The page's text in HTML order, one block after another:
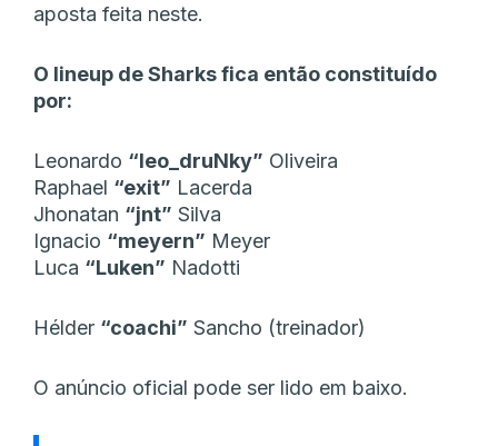
aposta feita neste.
O lineup de Sharks fica então constituído
por:
Leonardo “leo_druNky” Oliveira
Raphael “exit” Lacerda
Jhonatan “jnt” Silva
Ignacio “meyern” Meyer
Luca “Luken” Nadotti
Hélder “coachi” Sancho (treinador)
O anúncio oficial pode ser lido em baixo.